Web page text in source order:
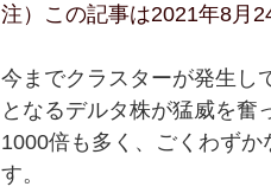
注）この記事は2021年8月
今までクラスターが発生し
となるデルタ株が猛威を奮
1000倍も多く、ごくわず
す。